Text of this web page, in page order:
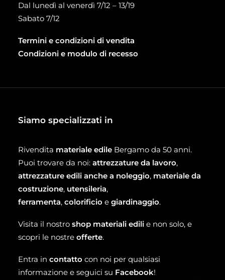
Dal lunedì al venerdì 7/12 – 13/19
Sabato 7/12
Termini e condizioni di vendita
Condizioni e modulo di recesso
Siamo specializzati in
Rivendita materiale edile Bergamo da 50 anni.
Puoi trovare da noi: attrezzature da lavoro,
attrezzature edili anche a noleggio, materiale da
costruzione, utensileria,
ferramenta, colorificio e giardinaggio.
Visita il nostro shop materiali edili e non solo, e
scopri le nostre offerte.
Entra in contatto con noi per qualsiasi
informazione e seguici su Facebook!